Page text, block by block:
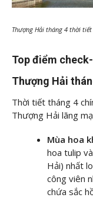
Thượng Hải tháng 4 thời
Top điểm
Thượng Hải
Thời tiết tháng 4
Thượng Hải lãng
Mùa hoa
hoa tulip
Hải) nhất
công viên
chứa sắc